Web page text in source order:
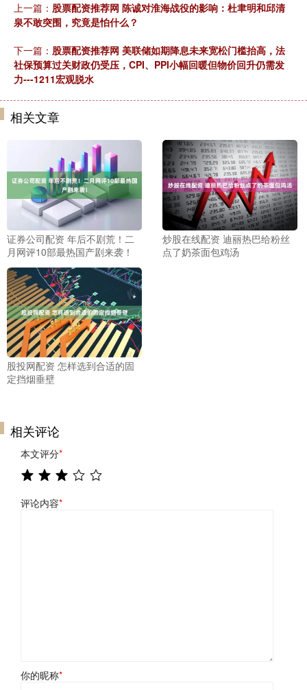
上一篇： 股票配资推荐网 陈诚对淮海战役的影响：杜聿明和邱清
泉不敢突围，究竟是怕什么？
下一篇： 股票配资推荐网 美联储如期降息未来宽松门槛抬高，法
社保预算过关财政仍受压，CPI、PPI小幅回暖但物价回升仍需发
力---1211宏观脱水
相关文章
证券公司配资 年后不剧荒！二
月网评10部最热国产剧来袭！
炒股在线配资 迪丽热巴给粉丝
点了奶茶面包鸡汤
股投网配资 怎样选到合适的固
定挡烟垂壁
相关评论
本文评分*
评论内容*
你的昵称*